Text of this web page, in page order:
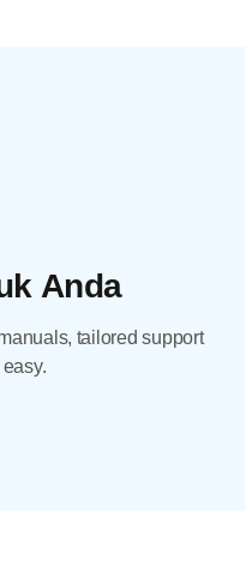
Anda
tailored support